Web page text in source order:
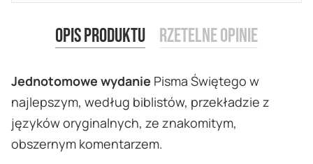
Opis produktu
Jednotomowe wydanie Pisma Świętego w
najlepszym, według biblistów, przekładzie z
języków oryginalnych, ze znakomitym,
obszernym komentarzem.
Rzetelne opinie